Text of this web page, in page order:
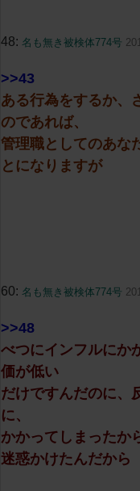
48: 名も無き被検体774号
>>43
ある行為をするか、
のであれば、
管理職としてのあな
とになりますが
60: 名も無き被検体774号
>>48
べつにインフルにか
価が低い
だけですんだのに、
に、
かかってしまったか
迷惑かけたんだから